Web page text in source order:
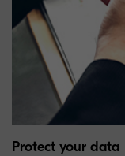
Protect your data